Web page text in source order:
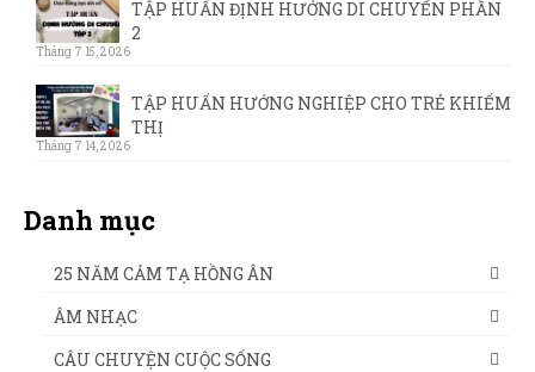
TẬP HUẤN ĐỊNH HƯỚNG DI CHUYỂN PHẦN
2
Tháng 7 15, 2026
TẬP HUẤN HƯỚNG NGHIỆP CHO TRẺ KHIẾM
THỊ
Tháng 7 14, 2026
Danh mục
25 NĂM CẢM TẠ HỒNG ÂN
ÂM NHẠC
CÂU CHUYỆN CUỘC SỐNG